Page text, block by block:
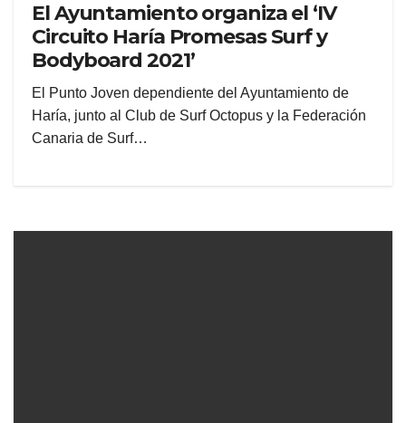
El Ayuntamiento organiza el ‘IV
Circuito Haría Promesas Surf y
Bodyboard 2021’
El Punto Joven dependiente del Ayuntamiento de
Haría, junto al Club de Surf Octopus y la Federación
Canaria de Surf…